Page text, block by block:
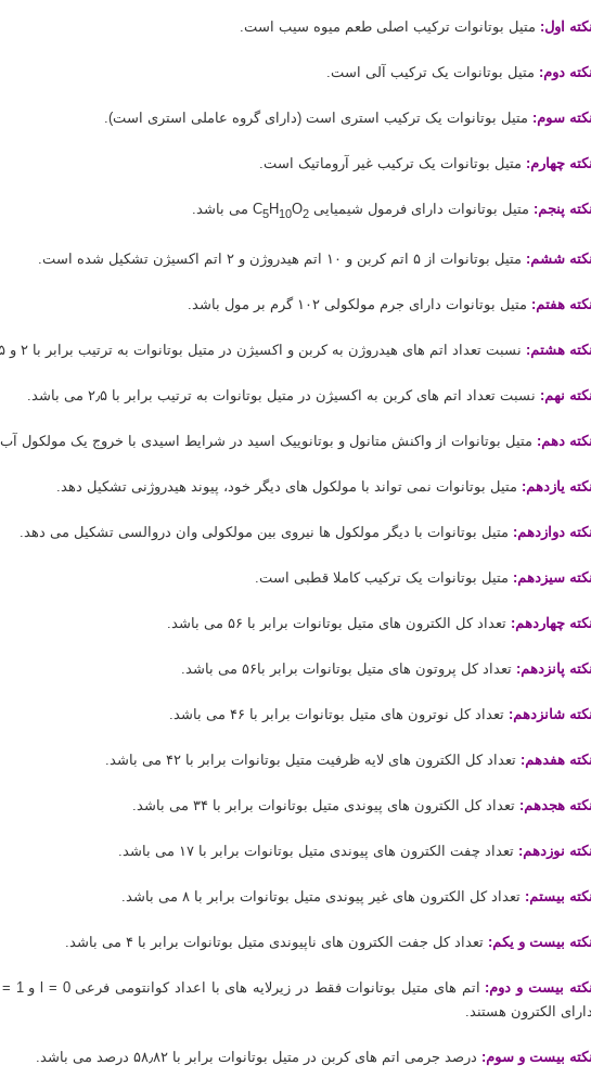
نکته اول: متیل بوتانوات ترکیب اصلی طعم میوه سیب است.
نکته دوم: متیل بوتانوات یک ترکیب آلی است.
نکته سوم: متیل بوتانوات یک ترکیب استری است (دارای گروه عاملی استری است).
نکته چهارم: متیل بوتانوات یک ترکیب غیر آروماتیک است.
نکته پنجم: متیل بوتانوات دارای فرمول شیمیایی C 5H10O2 می باشد.
نکته ششم: متیل بوتانوات از ۵ اتم کربن و ۱۰ اتم هیدروژن و ۲ اتم اکسیژن تشکیل شده است.
نکته هفتم: متیل بوتانوات دارای جرم مولکولی ۱۰۲ گرم بر مول باشد.
نکته هشتم: نسبت تعداد اتم های هیدروژن به کربن و اکسیژن در متیل بوتانوات به ترتیب برابر با ۲ و ۵ می باشد.
نکته نهم: نسبت تعداد اتم های کربن به اکسیژن در متیل بوتانوات به ترتیب برابر با ۲٫۵ می باشد.
نکته دهم: متیل بوتانوات از واکنش متانول و بوتانوییک اسید در شرایط اسیدی با خروج یک مولکول
نکته یازدهم: متیل بوتانوات نمی تواند با مولکول های دیگر خود، پیوند هیدروژنی تشکیل دهد.
نکته دوازدهم: متیل بوتانوات با دیگر مولکول ها نیروی بین مولکولی وان دروالسی تشکیل می دهد.
نکته سیزدهم: متیل بوتانوات یک ترکیب کاملا قطبی است.
نکته چهاردهم: تعداد کل الکترون های متیل بوتانوات برابر با ۵۶ می باشد.
نکته پانزدهم: تعداد کل پروتون های متیل بوتانوات برابر با۵۶ می باشد.
نکته شانزدهم: تعداد کل نوترون های متیل بوتانوات برابر با ۴۶ می باشد.
نکته هفدهم: تعداد کل الکترون های لایه ظرفیت متیل بوتانوات برابر با ۴۲ می باشد.
نکته هجدهم: تعداد کل الکترون های پیوندی متیل بوتانوات برابر با ۳۴ می باشد.
نکته نوزدهم: تعداد چفت الکترون های پیوندی متیل بوتانوات برابر با ۱۷ می باشد.
نکته بیستم: تعداد کل الکترون های غیر پیوندی متیل بوتانوات برابر با ۸ می باشد.
نکته بیست و یکم: تعداد کل جفت الکترون های ناپیوندی متیل بوتانوات برابر با ۴ می باشد.
نکته بیست و دوم:
دارای الکترون هستند.
نکته بیست و سوم: درصد جرمی اتم های کربن در متیل بوتانوات برابر با ۵۸٫۸۲ درصد می باشد.